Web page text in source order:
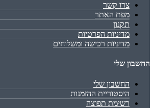
צרו קשר
מפת האתר
תקנון
מדיניות הפרטיות
מדיניות רכישה ומשלוחים
החשבון שלי
החשבון שלי
היסטוריית ההזמנות
רשימת תפוצה